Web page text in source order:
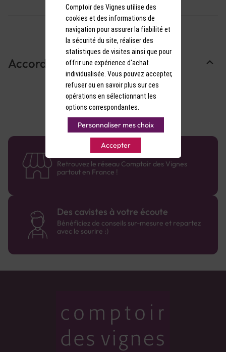
Accords Mets & Vins
58 caves en France
Retrouvez le réseau Comptoir des Vignes
partout en France !
Des cavistes à votre écoute
Bénéficiez de conseils sur-mesure et repartez
avec le sourire :)
Comptoir des Vignes utilise des
cookies et des informations de
navigation pour assurer la fiabilité et
la sécurité du site, réaliser des
statistiques de visites ainsi que pour
offrir une expérience d'achat
individualisée. Vous pouvez accepter,
refuser ou en savoir plus sur ces
opérations en sélectionnant les
options correspondantes.
Personnaliser mes choix
Accepter